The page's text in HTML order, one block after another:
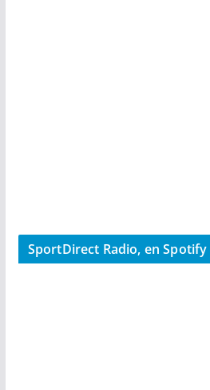
SportDirect Radio, en Spotify